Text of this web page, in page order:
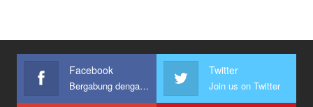
Facebook
Bergabung dengan kami
Twitter
Join us on Twitter